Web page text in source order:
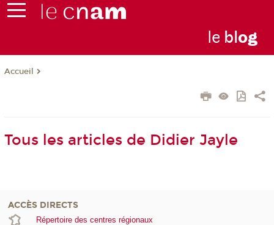
le blog
Accueil
Tous les articles de Didier Jayle
ACCÈS DIRECTS
Répertoire des centres régionaux